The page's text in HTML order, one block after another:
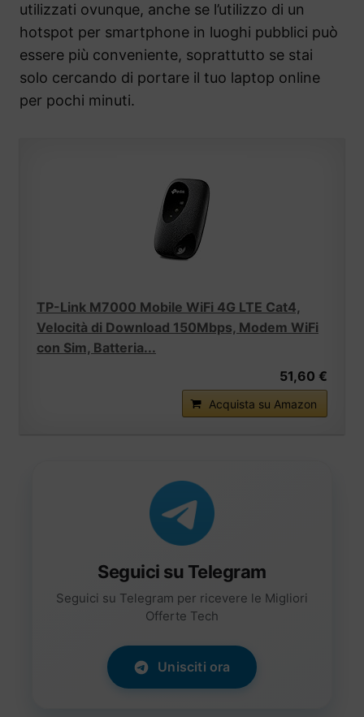
utilizzati ovunque, anche se l’utilizzo di un
hotspot per smartphone in luoghi pubblici può
essere più conveniente, soprattutto se stai
solo cercando di portare il tuo laptop online
per pochi minuti.
TP-Link M7000 Mobile WiFi 4G LTE Cat4,
Velocità di Download 150Mbps, Modem WiFi
con Sim, Batteria...
51,60 €
Acquista su Amazon
Seguici su Telegram
Seguici su Telegram per ricevere le Migliori
Offerte Tech
Unisciti ora